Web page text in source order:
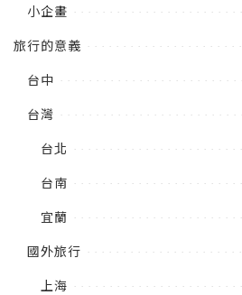
小企畫
旅行的意義
台中
台灣
台北
台南
宜蘭
國外旅行
上海